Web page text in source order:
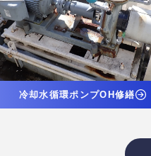
冷却水循環ポンプOH修繕